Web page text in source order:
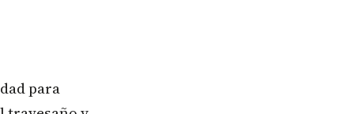
para